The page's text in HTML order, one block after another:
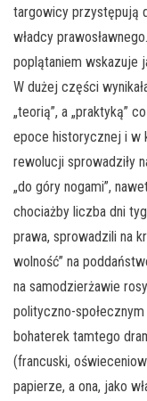
targowicy przystępują
władcy
poplątaniem wskazuje
W dużej części
„teorią”, a „praktyką”
epoce historycznej i w
rewolucji sprowadziły
„do góry nogami”,
chociażby liczba dni
prawa, sprowadzili na
wolność” na
na samodzierżawie
polityczno-społecznym
bohaterek tamtego
(francuski,
papierze, a ona, jako